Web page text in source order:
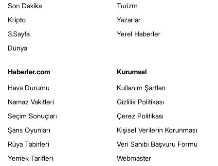
Son Dakika
Kripto
3.Sayfa
Dünya
Turizm
Yazarlar
Yerel Haberler
Haberler.com
Hava Durumu
Namaz Vakitleri
Seçim Sonuçları
Şans Oyunları
Rüya Tabirleri
Yemek Tarifleri
Kurumsal
Kullanım Şartları
Gizlilik Politikası
Çerez Politikası
Kişisel Verilerin Korunması
Veri Sahibi Başvuru Formu
Webmaster